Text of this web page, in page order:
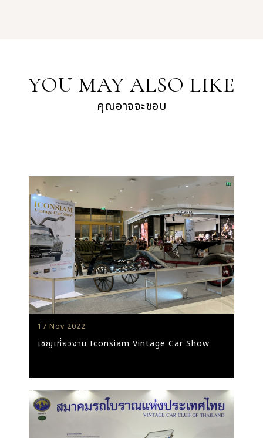
YOU MAY ALSO LIKE
คุณอาจจะชอบ
17 Nov 2022
เชิญเที่ยวงาน Iconsiam Vintage Car Show